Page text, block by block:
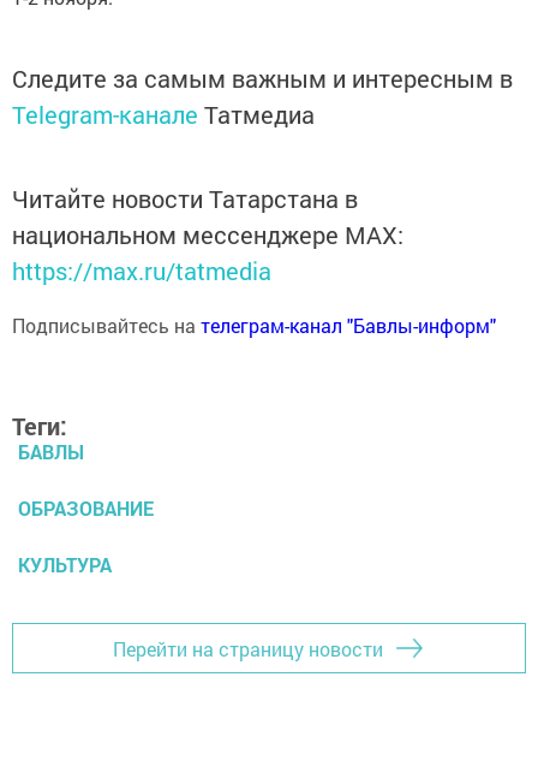
Следите за самым важным и интересным в
Telegram-канале Татмедиа
Читайте новости Татарстана в
национальном мессенджере MАХ:
https://max.ru/tatmedia
Подписывайтесь на телеграм-канал "Бавлы-информ"
Теги:
БАВЛЫ
ОБРАЗОВАНИЕ
КУЛЬТУРА
Перейти на страницу новости